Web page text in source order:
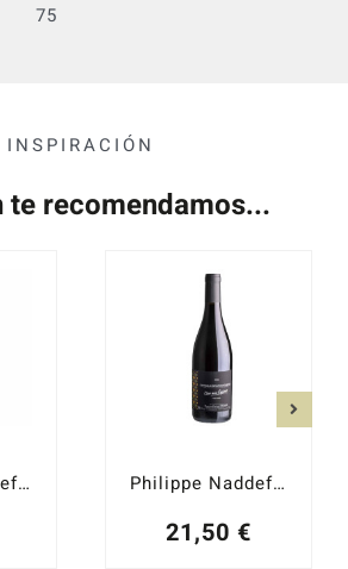
75
INSPIRACIÓN
te recomendamos...
Philippe Naddef Marsannay Choeur De Terroirs 2023 Philippe Naddef Coteaux Bourguignons 2023
21,50 €